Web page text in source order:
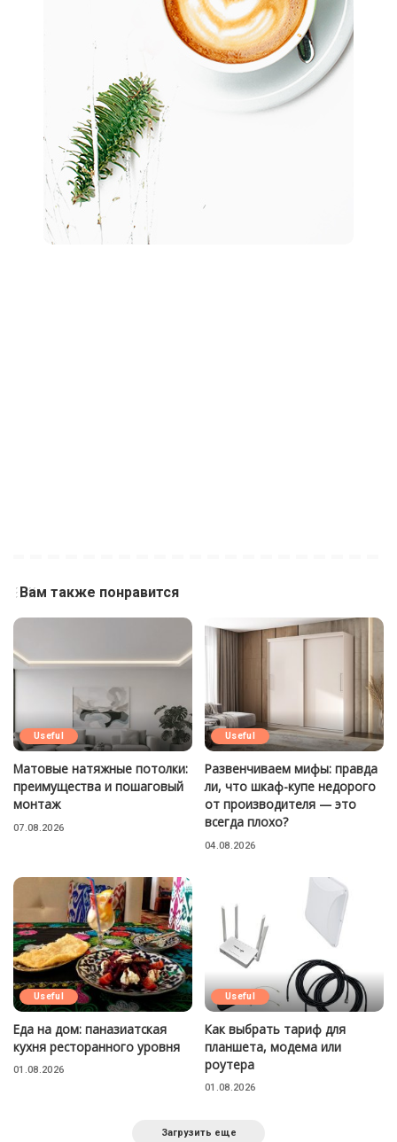
Вам также понравится
Useful
Матовые натяжные потолки:
преимущества и пошаговый
монтаж
07.08.2026
Useful
Развенчиваем мифы: правда
ли, что шкаф-купе недорого
от производителя — это
всегда плохо?
04.08.2026
Useful
Еда на дом: паназиатская
кухня ресторанного уровня
01.08.2026
Useful
Как выбрать тариф для
планшета, модема или
роутера
01.08.2026
Загрузить еще